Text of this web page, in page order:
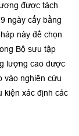
được tách
ngày cấy bằng
này để chọn
Bộ sưu tập
lượng cao được
vào nghiên cứu
kiện xác định các